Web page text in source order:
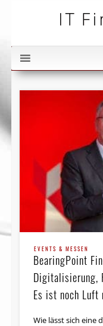
EVENTS & MESSEN
BearingPoint
Digitalisierung,
Es ist noch Luft
Wie lässt sich eine